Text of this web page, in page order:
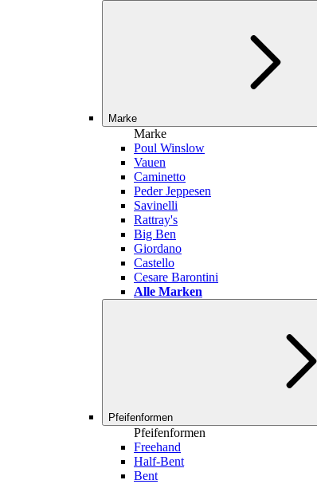
Marke
Marke
Poul Winslow
Vauen
Caminetto
Peder Jeppesen
Savinelli
Rattray's
Big Ben
Giordano
Castello
Cesare Barontini
Alle Marken
Pfeifenformen
Pfeifenformen
Freehand
Half-Bent
Bent